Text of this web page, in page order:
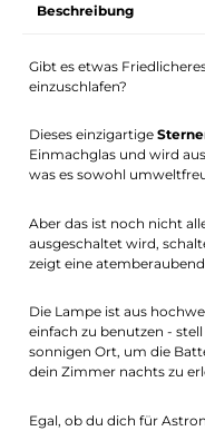
Beschreibung
Gibt es etwas
einzuschlafen?
Dieses einzigartige
Einmachglas und wird
was es sowohl
Aber das ist noch nicht
ausgeschaltet wird,
zeigt eine
Die Lampe ist aus
einfach zu benutzen -
sonnigen Ort, um die
dein Zimmer nachts zu
Egal, ob du dich für